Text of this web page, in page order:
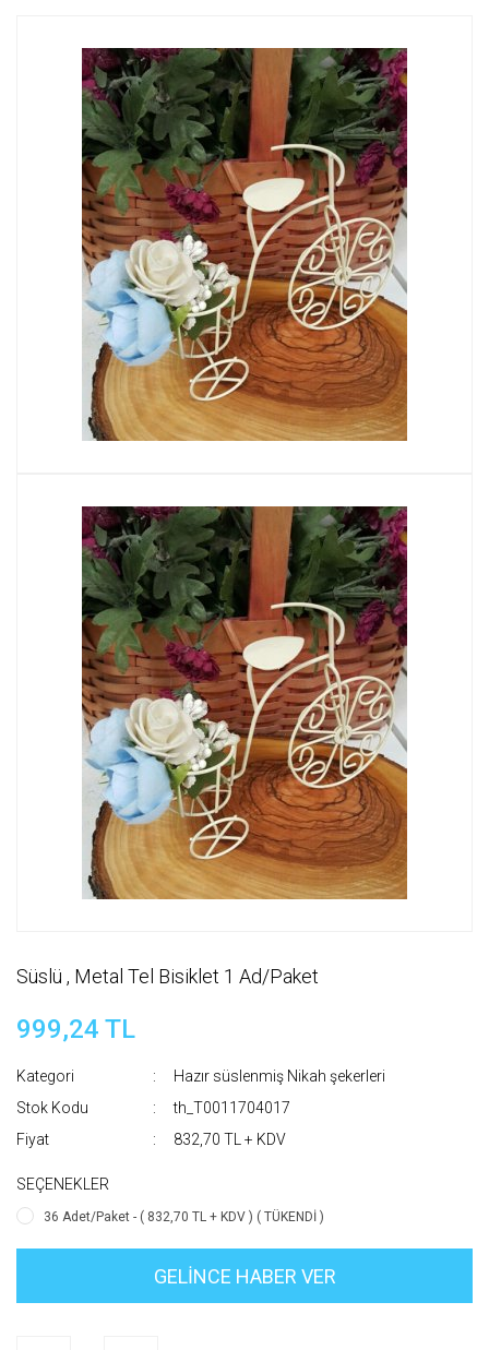
Süslü , Metal Tel Bisiklet 1 Ad/Paket
999,24 TL
Kategori
Hazır süslenmiş Nikah şekerleri
Stok Kodu
th_T0011704017
Fiyat
832,70 TL + KDV
SEÇENEKLER
36 Adet/Paket - ( 832,70 TL + KDV ) ( TÜKENDİ )
GELİNCE HABER VER